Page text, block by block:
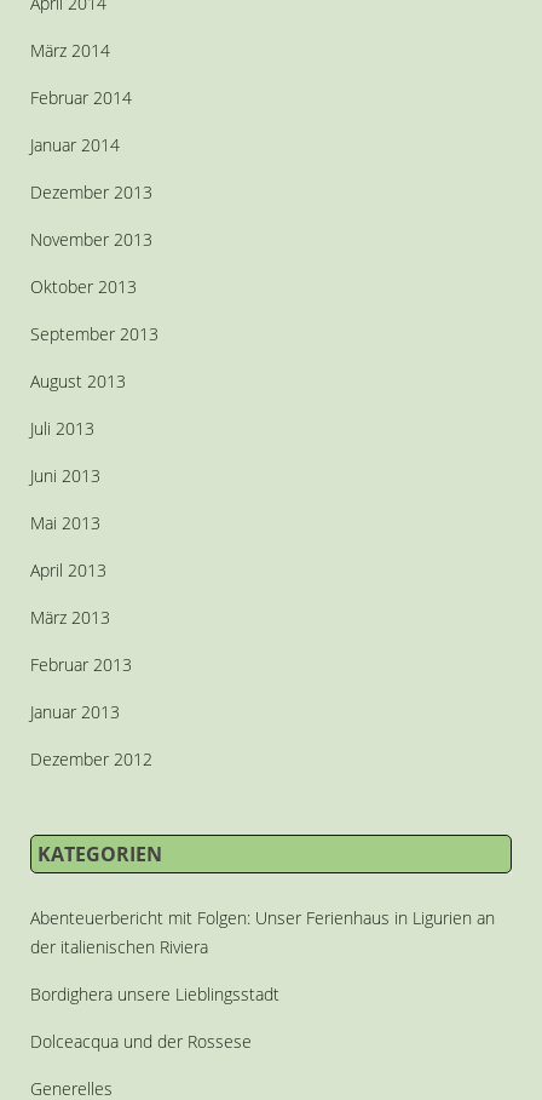
März 2014
Februar 2014
Januar 2014
Dezember 2013
November 2013
Oktober 2013
September 2013
August 2013
Juli 2013
Juni 2013
Mai 2013
April 2013
März 2013
Februar 2013
Januar 2013
Dezember 2012
KATEGORIEN
Abenteuerbericht mit Folgen: Unser Ferienhaus in Ligurien an
der italienischen Riviera
Bordighera unsere Lieblingsstadt
Dolceacqua und der Rossese
Generelles